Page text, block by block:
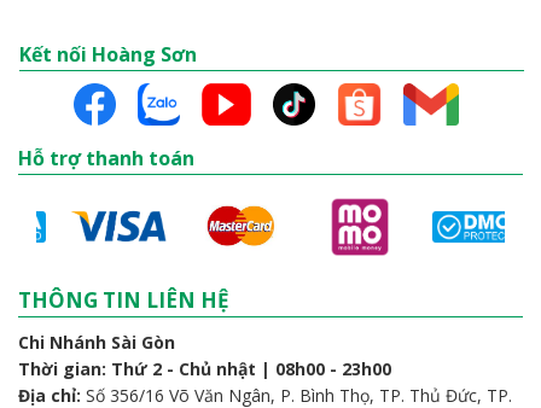
Kết nối Hoàng Sơn
Hỗ trợ thanh toán
THÔNG TIN LIÊN HỆ
Chi Nhánh Sài Gòn
Thời gian: Thứ 2 - Chủ nhật | 08h00 - 23h00
Địa chỉ: Số 356/16 Võ Văn Ngân, P. Bình Thọ, TP. Thủ Đức, TP.